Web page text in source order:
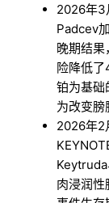
2026年3
Padcev
晚期结
险降低
铂为基础
为改变膀
2026年2
肉浸润